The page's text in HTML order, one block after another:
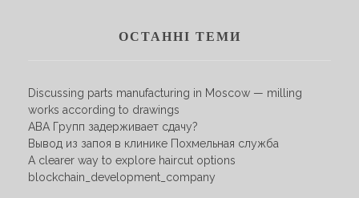
ОСТАННІ ТЕМИ
Discussing parts manufacturing in Moscow — milling
works according to drawings
АВА Групп задерживает сдачу?
Вывод из запоя в клинике Похмельная служба
A clearer way to explore haircut options
blockchain_development_company